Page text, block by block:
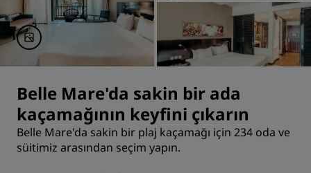
Belle Mare'da sakin bir ada
kaçamağının keyfini çıkarın
Belle Mare'da sakin bir plaj kaçamağı için 234 oda ve
süitimiz arasından seçim yapın.